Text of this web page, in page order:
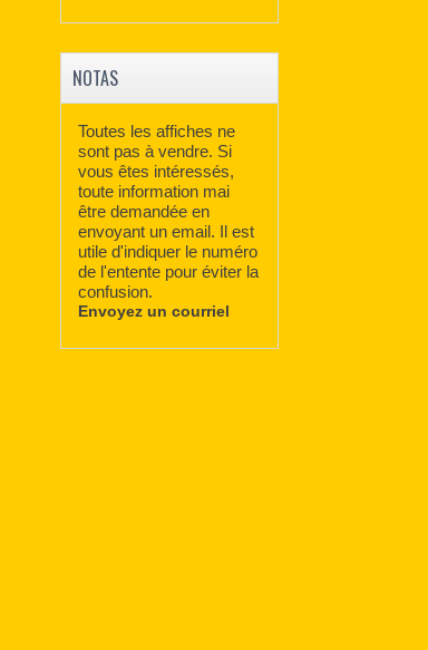
NOTAS
Toutes les affiches ne
sont pas à vendre. Si
vous êtes intéressés,
toute information mai
être demandée en
envoyant un email. Il est
utile d'indiquer le numéro
de l'entente pour éviter la
confusion.
Envoyez un courriel